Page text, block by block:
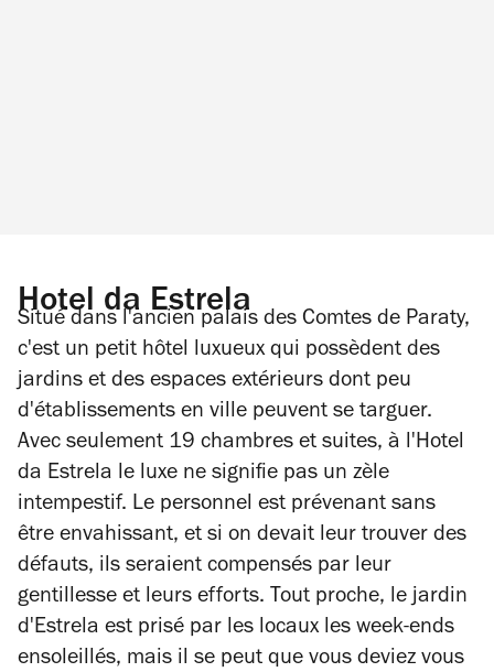
Hotel da Estrela
Situé dans l'ancien palais des Comtes de Paraty,
c'est un petit hôtel luxueux qui possèdent des
jardins et des espaces extérieurs dont peu
d'établissements en ville peuvent se targuer.
Avec seulement 19 chambres et suites, à l'Hotel
da Estrela le luxe ne signifie pas un zèle
intempestif. Le personnel est prévenant sans
être envahissant, et si on devait leur trouver des
défauts, ils seraient compensés par leur
gentillesse et leurs efforts. Tout proche, le jardin
d'Estrela est prisé par les locaux les week-ends
ensoleillés, mais il se peut que vous deviez vous